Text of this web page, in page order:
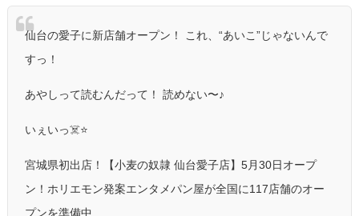
仙台の愛子に新店舗オープン！ これ、“あいこ”じゃないんで
すっ！
あやしって読むんだって！ 読めない〜♪
いぇいっ☠️⭐️
宮城県初出店！【小麦の奴隷 仙台愛子店】5月30日オープ
ン！ホリエモン発案エンタメパン屋が全国に117店舗のオー
プンを準備中